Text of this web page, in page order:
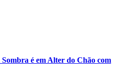
é em Alter do Chão com